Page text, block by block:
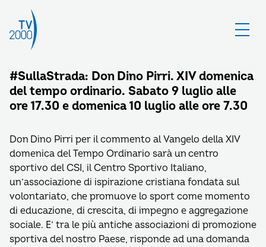
#SullaStrada: Don Dino Pirri. XIV domenica
del tempo ordinario. Sabato 9 luglio alle
ore 17.30 e domenica 10 luglio alle ore 7.30
Don Dino Pirri per il commento al Vangelo della XIV
domenica del Tempo Ordinario sarà un centro
sportivo del CSI, il Centro Sportivo Italiano,
un’associazione di ispirazione cristiana fondata sul
volontariato, che promuove lo sport come momento
di educazione, di crescita, di impegno e aggregazione
sociale. E’ tra le più antiche associazioni di promozione
sportiva del nostro Paese, risponde ad una domanda